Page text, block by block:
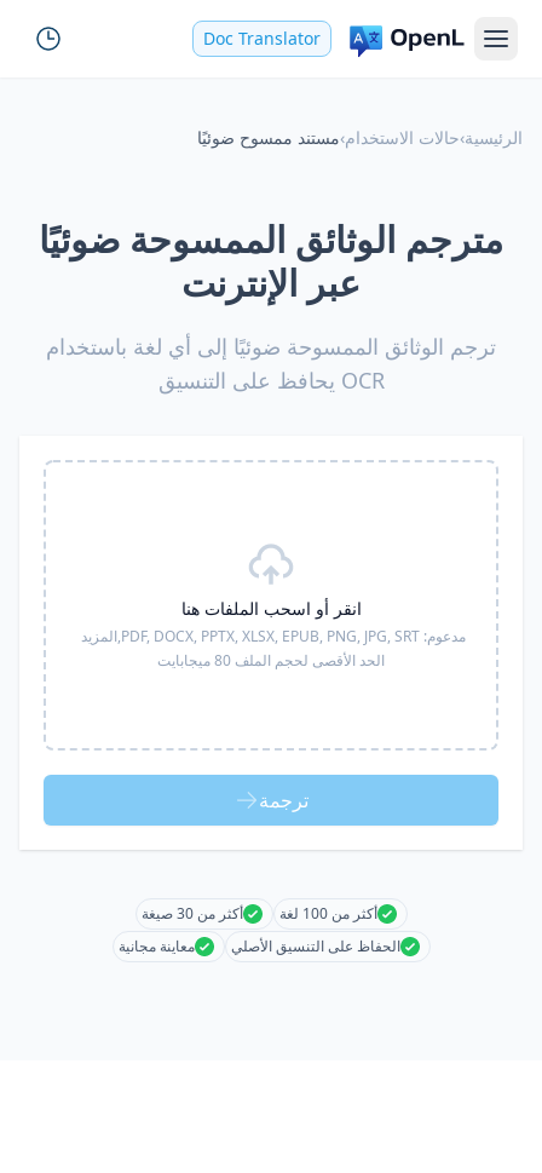
Doc Translator
الرئيسية›حالات الاستخدام›مستند ممسوح ضوئيًا
مترجم الوثائق الممسوحة ضوئيًا
عبر الإنترنت
ترجم الوثائق الممسوحة ضوئيًا إلى أي لغة باستخدام
OCR يحافظ على التنسيق
انقر أو اسحب الملفات هنا
مدعوم: PDF, DOCX, PPTX, XLSX, EPUB, PNG, JPG, SRT, المزيد
الحد الأقصى لحجم الملف 80 ميجابايت
ترجمة
أكثر من 100 لغة
أكثر من 30 صيغة
الحفاظ على التنسيق الأصلي
معاينة مجانية